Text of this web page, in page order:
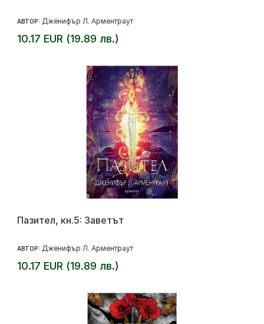
АВТОР: Дженифър Л. Арментраут
10.17 EUR (19.89 лв.)
Пазител, кн.5: Заветът
АВТОР: Дженифър Л. Арментраут
10.17 EUR (19.89 лв.)